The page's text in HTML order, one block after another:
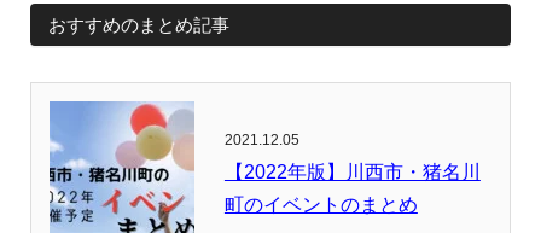
おすすめのまとめ記事
2021.12.05
【2022年版】川西市・猪名川
町のイベントのまとめ